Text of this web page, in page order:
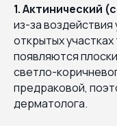
1. Актинический
из-за
открытых
появляются
светло-
предраковой,
дерматолога.